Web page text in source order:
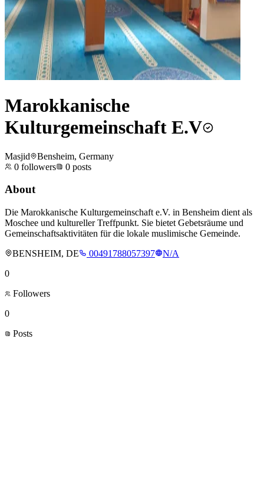
Marokkanische
Kulturgemeinschaft E.V
Masjid
Bensheim, Germany
0 followers 0 posts
About
Die Marokkanische Kulturgemeinschaft e.V. in Bensheim dient als
Moschee und kultureller Treffpunkt. Sie bietet Gebetsräume und
Gemeinschaftsaktivitäten für die lokale muslimische Gemeinde.
BENSHEIM, DE
00491788057397
N/A
0
Followers
0
Posts